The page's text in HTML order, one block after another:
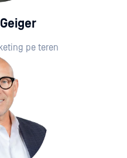
pe teren